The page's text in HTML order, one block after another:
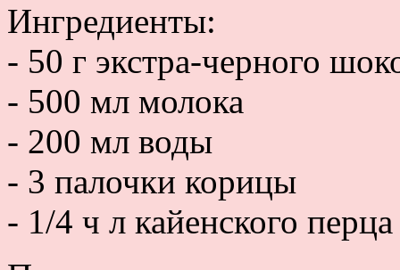
Ингредиенты:
- 50 г экстра-черного
- 500 мл молока
- 200 мл воды
- 3 палочки корицы
- 1/4 ч л кайенского